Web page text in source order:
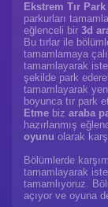
Ekstrem Tır
parkurları
eğlenceli bir 3d
Bu tırlar ile
tamamlamaya
tamamlayarak
şekilde park
tamamlayarak
boyunca tır park
Etme biz araba
hazırlanmış
oyunu olarak
Bölümlerde
tamamlayarak
tamamlıyoruz.
açıyor ve oyuna